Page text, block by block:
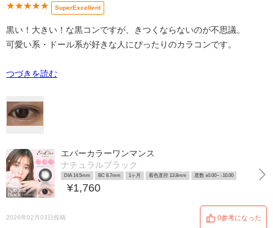
★★★★★ SuperExcellent
黒い！大きい！な黒コンですが、きつくならないのが不思議。
可愛い系・ドール系が好きな人にぴったりのカラコンです。
つづきを読む
エバーカラーワンマンス
ナチュラルブラック
DIA 14.5mm BC 8.7mm 1ヶ月 着色直径 13.8mm 度数 ±0.00~ -10.00
¥1,760
2026年02月03日投稿 0参考になった